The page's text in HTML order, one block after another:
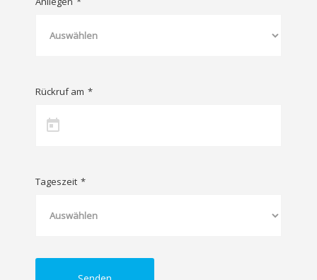
Rückruf am *
Tageszeit *